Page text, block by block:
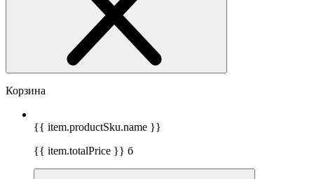
Корзина
{{ item.productSku.name }}
{{ item.totalPrice }} б